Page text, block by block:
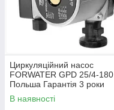
Циркуляційний насос
FORWATER GPD 25/4-180
Польша Гарантія 3 роки
В наявності